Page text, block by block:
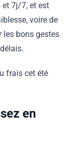
et 7j/7, et est
voire de
les bons gestes
frais cet été
en